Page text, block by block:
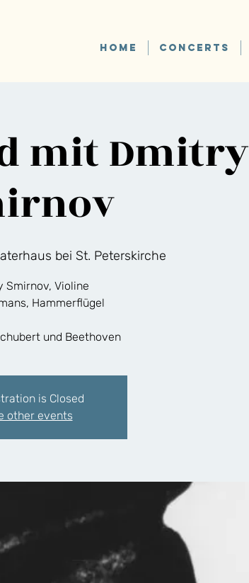
HOME CONCERTS
mit Dmitry
bei St. Peterskirche
Smirnov, Violine
Hammerflügel
und Beethoven
is Closed
other events